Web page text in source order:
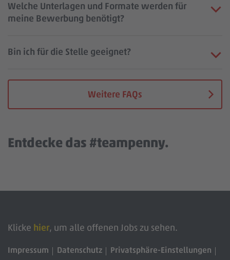
Welche Unterlagen und Formate werden für
meine Bewerbung benötigt?
Bin ich für die Stelle geeignet?
Weitere FAQs
Entdecke das #teampenny.
Wir verwenden einen Service eines Drittanbieters, um Video-
Informationen.
Klicke hier, um alle offenen Jobs zu sehen.
Impressum Datenschutz
Privatsphäre-Einstellungen